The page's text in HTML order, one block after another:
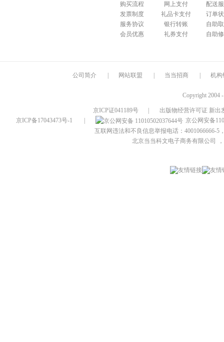
购买流程
发票制度
服务协议
会员优惠
网上支付
礼品卡支付
银行转账
礼券支付
配送
订单
自助
自助
公司简介 网站联盟 当当招商 机构
Copyright 2004
京ICP证041189号
出版物经营许可证 新出
京ICP备17043473号-1
京公网安备
互联网违法和不良信息举报电话：4001066666-5
北京当当科文电子商务有限公司